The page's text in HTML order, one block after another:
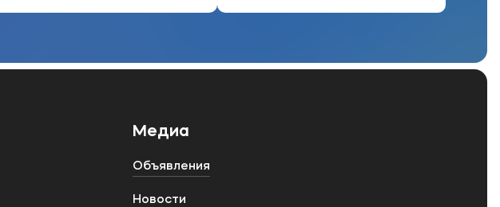
Медиа
Объявления
Новости